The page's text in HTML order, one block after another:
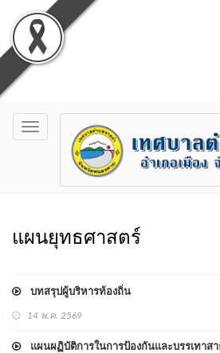
Toggle
navigation
แผนยุทธศาสตร์
บทสรุปผู้บริหารท้องถิ่น
14 พ.ค. 2569
แผนผฏิบัติการในการป้องกันและบรรเทาส